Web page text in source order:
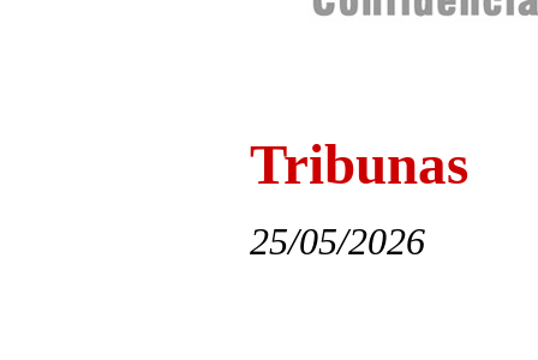
Tribunas
25/05/2026